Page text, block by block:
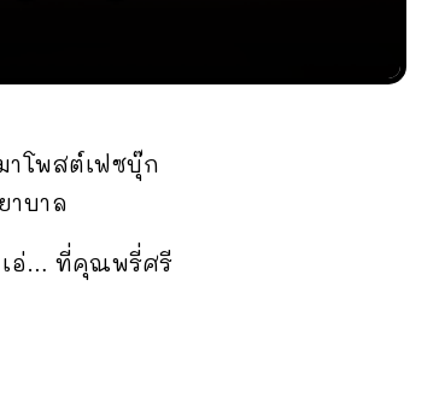
าโพสต์เฟซบุ๊ก
าบาล
เอ่… ที่คุณพรี่ศรี